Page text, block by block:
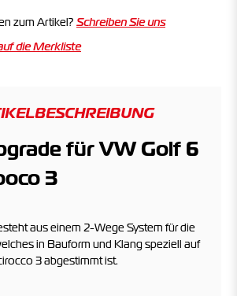
zum Artikel? Schreiben Sie uns
für VW Golf 6
3
aus einem 2-Wege System für die
in Bauform und Klang speziell auf
3 abgestimmt ist.